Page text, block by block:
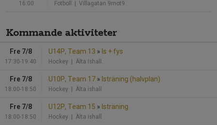
16:00 Fotboll | Villagatan 9mot9
Kommande aktiviteter
Fre 7/8
17:30-19:40
U14P, Team 13 » Is + fys
Hockey | Älta Ishall.
Fre 7/8
18:00-18:50
U10P, Team 17 » Isträning (halvplan)
Hockey | Älta ishall
Fre 7/8
18:00-18:50
U12P, Team 15 » Isträning
Hockey | Älta ishall